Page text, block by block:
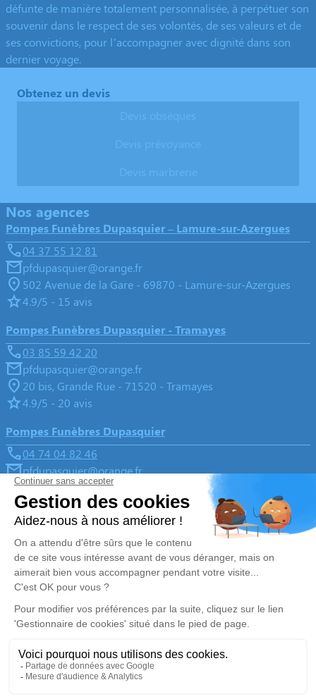
défunte de manière totalement personnalisée, à perpétuer son
souvenir dans le respect de ses volontés, de ses valeurs et de
ses convictions, pour l’accompagner avec dignité dans son
dernier voyage.
Obtenez un devis
Nos agences
Pompes Funèbres Dupasquier – Lamure-sur-Azergues
04 37 55 12 81
pfdupasquier@orange.fr
502 Avenue de la Gare - 69870 - Lamure-sur-Azergues
4.9/5 - 15 avis
Pompes Funèbres Dupasquier - Tramayes
03 85 59 42 20
pfdupasquier@orange.fr
20 bis, Grande Rue - 71520 - Tramayes
4.9/5 - 20 avis
Pompes Funèbres Dupasquier
04 74 04 82 46
pfdupasquier@orange.fr
Place de la Paix, 11 route de Saint-Joseph - 69430 -
Beaujeu
4.9/5 - 172 avis
Nos Services
Organiser des obsèques
Monuments funéraires
Services aux familles
Liens utiles
Avis de décès
Demande de rendez-vous en
Nos réseaux sociaux
Politique de traitement des données personnelles
Politique d’utilisation des cookies